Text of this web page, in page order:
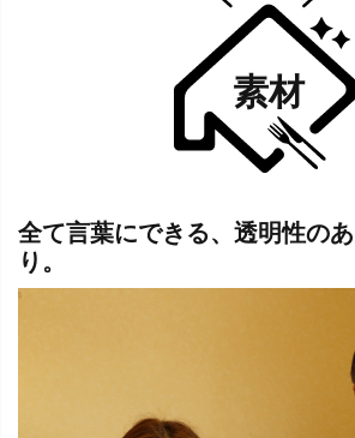
素材
全て言葉にできる、透明性の
り。